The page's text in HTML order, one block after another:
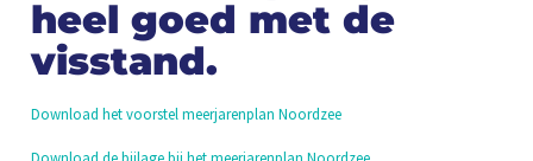
heel goed met de
visstand.
Download het voorstel meerjarenplan Noordzee